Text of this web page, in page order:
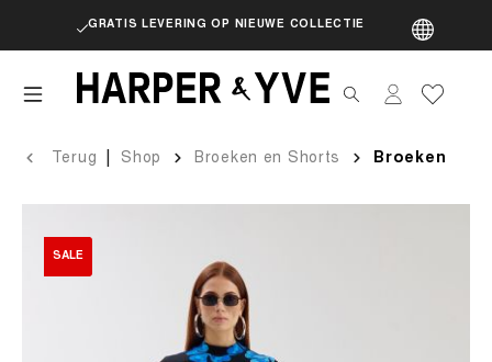
GRATIS LEVERING OP NIEUWE COLLECTIE
Terug Shop Broeken en Shorts Broeken
SALE